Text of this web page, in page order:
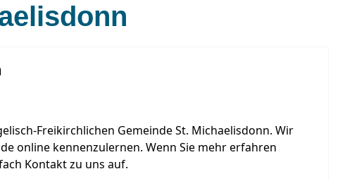
Freikirchlichen Gemeinde St. Michaelisdonn. Wir
online kennenzulernen. Wenn Sie mehr erfahren
Kontakt zu uns auf.